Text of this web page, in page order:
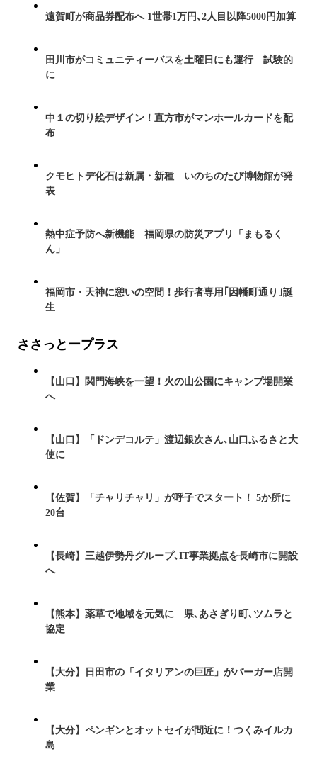
遠賀町が商品券配布へ 1世帯1万円､2人目以降5000円加算
田川市がコミュニティーバスを土曜日にも運行 試験的
に
中１の切り絵デザイン！直方市がマンホールカードを配
布
クモヒトデ化石は新属・新種 いのちのたび博物館が発
表
熱中症予防へ新機能 福岡県の防災アプリ「まもるく
ん」
福岡市・天神に憩いの空間！歩行者専用｢因幡町通り｣誕
生
ささっとープラス
【山口】関門海峡を一望！火の山公園にキャンプ場開業
へ
【山口】「ドンデコルテ」渡辺銀次さん､山口ふるさと大
使に
【佐賀】「チャリチャリ」が呼子でスタート！ 5か所に
20台
【長崎】三越伊勢丹グループ､IT事業拠点を長崎市に開設
へ
【熊本】薬草で地域を元気に 県､あさぎり町､ツムラと
協定
【大分】日田市の「イタリアンの巨匠」がバーガー店開
業
【大分】ペンギンとオットセイが間近に！つくみイルカ
島